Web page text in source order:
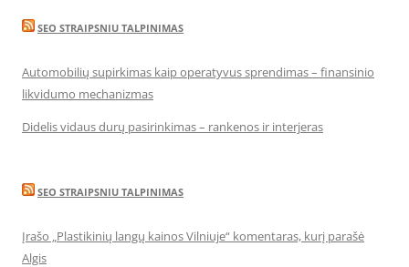
SEO STRAIPSNIU TALPINIMAS
Automobilių supirkimas kaip operatyvus sprendimas – finansinio
likvidumo mechanizmas
Didelis vidaus durų pasirinkimas – rankenos ir interjeras
SEO STRAIPSNIU TALPINIMAS
Įrašo „Plastikinių langų kainos Vilniuje“ komentaras, kurį parašė
Algis